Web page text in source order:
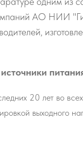
АО НИИ
20 лет во
выходного